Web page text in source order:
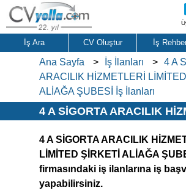
İş Ara CV Oluştur İş
Ana Sayfa İş İlanları
4 A
ARACILIK HİZMETLERİ
ALİAĞA ŞUBESİ İş İlanları
4 A SİGORTA ARACILIK
İlanları
4 A SİGORTA ARACILIK
LİMİTED ŞİRKETİ ALİAĞA
firmasındaki iş ilanlarına iş
yapabilirsiniz.